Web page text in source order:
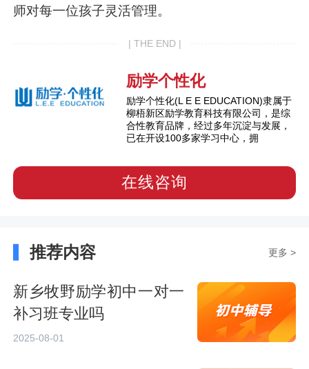
师对每一位孩子灵活管理。
| THE END |
励学个性化
励学个性化(L E E EDUCATION)隶属于
柳梧新区励学教育科技有限公司，是综
合性教育品牌，经过多年沉淀与发展，
已在开设100多家学习中心，拥
在线咨询
推荐内容 更多 >
新乡牧野励学初中一对一
补习班专业吗
2025-08-01